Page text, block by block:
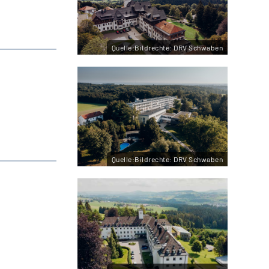
Quelle:Bildrechte: DRV Schwaben
Quelle:Bildrechte: DRV Schwaben